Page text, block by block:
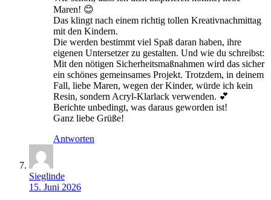
Maren! 😊
Das klingt nach einem richtig tollen Kreativnachmittag
mit den Kindern.
Die werden bestimmt viel Spaß daran haben, ihre
eigenen Untersetzer zu gestalten. Und wie du schreibst:
Mit den nötigen Sicherheitsmaßnahmen wird das sicher
ein schönes gemeinsames Projekt. Trotzdem, in deinem
Fall, liebe Maren, wegen der Kinder, würde ich kein
Resin, sondern Acryl-Klarlack verwenden. 💕
Berichte unbedingt, was daraus geworden ist!
Ganz liebe Grüße!
Antworten
Sieglinde
15. Juni 2026